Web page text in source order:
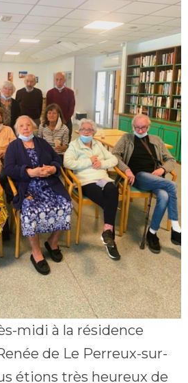
midi à la résidence
de Le Perreux-sur-
étions très heureux de